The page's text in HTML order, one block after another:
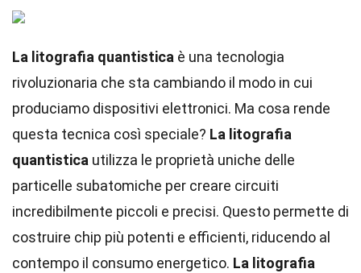
La litografia quantistica è una tecnologia
rivoluzionaria che sta cambiando il modo in cui
produciamo dispositivi elettronici. Ma cosa rende
questa tecnica così speciale? La litografia
quantistica utilizza le proprietà uniche delle
particelle subatomiche per creare circuiti
incredibilmente piccoli e precisi. Questo permette di
costruire chip più potenti e efficienti, riducendo al
contempo il consumo energetico. La litografia